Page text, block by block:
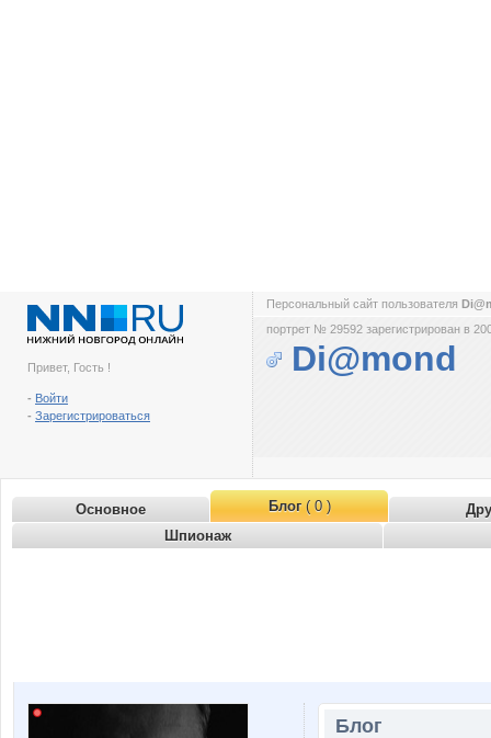
Привет, Гость !
- Войти
- Зарегистрироваться
Персональный сайт пользователя
портрет № 29592 зарегистрирован в
Di@mond
Основное Блог( 0 )
Шпионаж
Блог